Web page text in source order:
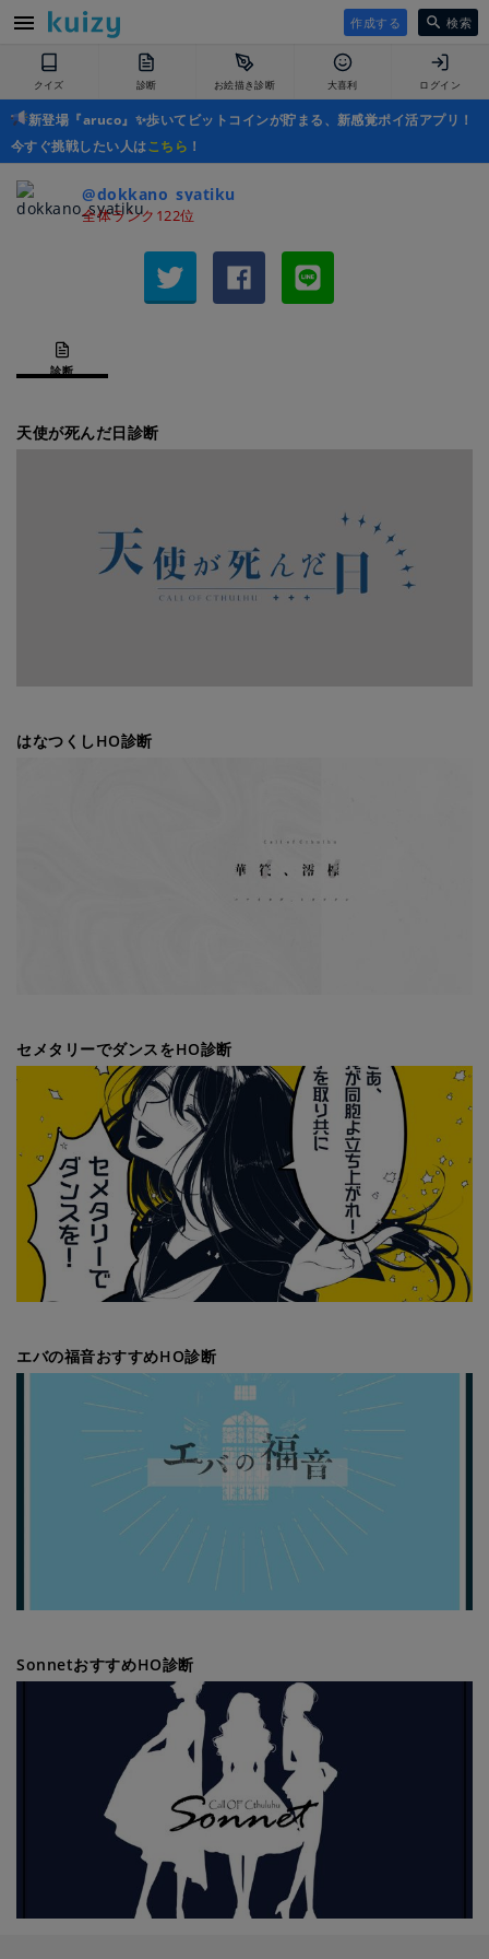
作成する 検索
クイズ 診断 お絵描き診断 大喜利 ログイン
新登場『aruco』✨歩いてビットコインが貯まる、新感覚ポイ活アプリ！
今すぐ挑戦したい人はこちら ！
@dokkano_syatiku
全体ランク122位
診断
天使が死んだ日診断
はなつくしHO診断
セメタリーでダンスをHO診断
エバの福音おすすめHO診断
SonnetおすすめHO診断